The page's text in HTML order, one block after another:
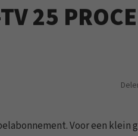
25
Voor een klein